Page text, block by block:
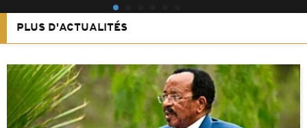
PLUS D'ACTUALITÉS